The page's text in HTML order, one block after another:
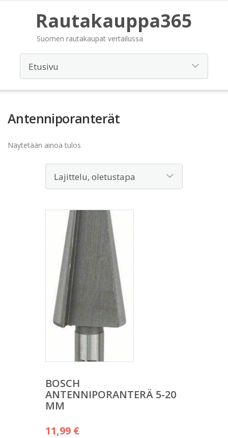
Rautakauppa365
Suomen rautakaupat vertailussa
Antenniporanterät
Näytetään ainoa tulos
BOSCH
ANTENNIPORANTERÄ 5-20
MM
11,99 €